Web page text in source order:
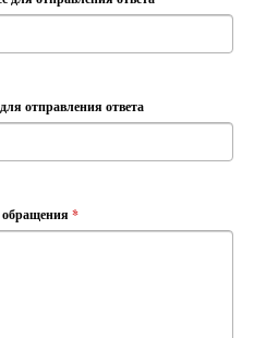
отправления ответа
обращения *